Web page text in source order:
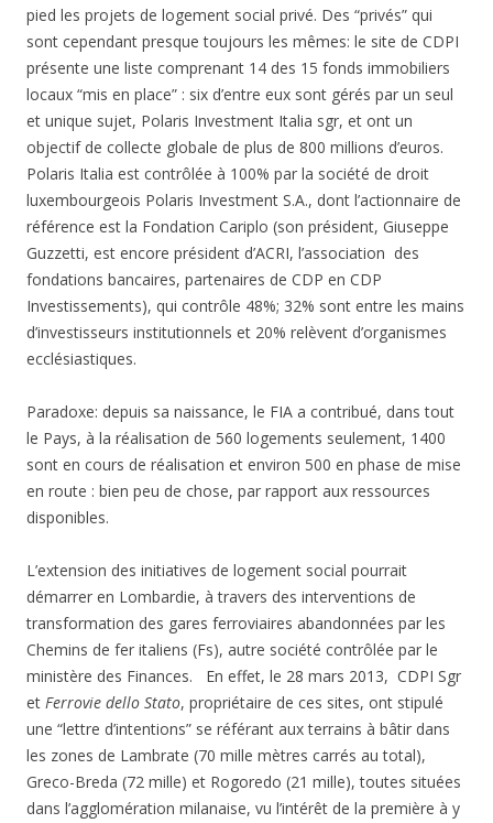
pied les projets de logement social privé. Des “privés” qui
sont cependant presque toujours les mêmes: le site de CDPI
présente une liste comprenant 14 des 15 fonds immobiliers
locaux “mis en place” : six d’entre eux sont gérés par un seul
et unique sujet, Polaris Investment Italia sgr, et ont un
objectif de collecte globale de plus de 800 millions d’euros.
Polaris Italia est contrôlée à 100% par la société de droit
luxembourgeois Polaris Investment S.A., dont l’actionnaire de
référence est la Fondation Cariplo (son président, Giuseppe
Guzzetti, est encore président d’ACRI, l’association des
fondations bancaires, partenaires de CDP en CDP
Investissements), qui contrôle 48%; 32% sont entre les mains
d’investisseurs institutionnels et 20% relèvent d’organismes
ecclésiastiques.
Paradoxe: depuis sa naissance, le FIA a contribué, dans tout
le Pays, à la réalisation de 560 logements seulement, 1400
sont en cours de réalisation et environ 500 en phase de mise
en route : bien peu de chose, par rapport aux ressources
disponibles.
L’extension des initiatives de logement social pourrait
démarrer en Lombardie, à travers des interventions de
transformation des gares ferroviaires abandonnées par les
Chemins de fer italiens (Fs), autre société contrôlée par le
ministère des Finances. En effet, le 28 mars 2013, CDPI Sgr
et Ferrovie dello Stato, propriétaire de ces sites, ont stipulé
une “lettre d’intentions” se référant aux terrains à bâtir dans
les zones de Lambrate (70 mille mètres carrés au total),
Greco-Breda (72 mille) et Rogoredo (21 mille), toutes situées
dans l’agglomération milanaise, vu l’intérêt de la première à y